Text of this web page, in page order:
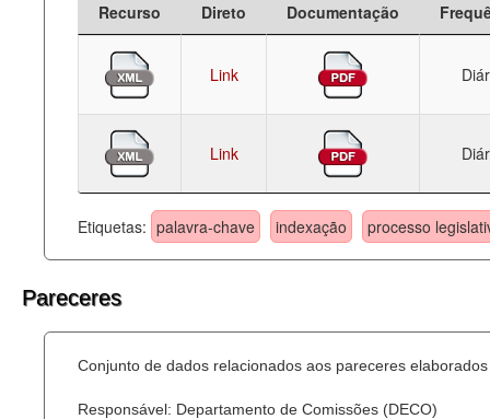
Recurso
Direto
Documentação
Link
Link
Etiquetas: palavra-chave indexação processo
Pareceres
Conjunto de dados relacionados aos pareceres
Responsável: Departamento de Comissões (DECO)